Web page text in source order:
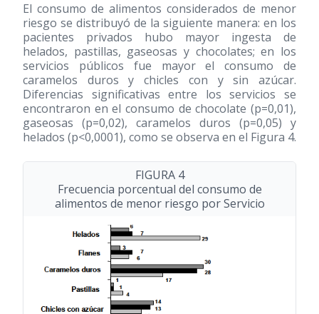
El consumo de alimentos considerados de menor
riesgo se distribuyó de la siguiente manera: en los
pacientes privados hubo mayor ingesta de
helados, pastillas, gaseosas y chocolates; en los
servicios públicos fue mayor el consumo de
caramelos duros y chicles con y sin azúcar.
Diferencias significativas entre los servicios se
encontraron en el consumo de chocolate (p=0,01),
gaseosas (p=0,02), caramelos duros (p=0,05) y
helados (p<0,0001), como se observa en el Figura 4.
FIGURA 4
Frecuencia porcentual del consumo de
alimentos de menor riesgo por Servicio